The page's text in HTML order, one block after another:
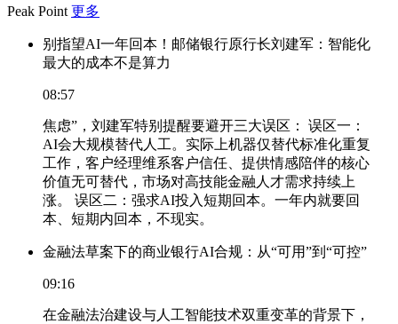
Peak Point 更多
别指望AI一年回本！邮储银行原行长刘建军：智能化
最大的成本不是算力
08:57
焦虑”，刘建军特别提醒要避开三大误区： 误区一：
AI会大规模替代人工。实际上机器仅替代标准化重复
工作，客户经理维系客户信任、提供情感陪伴的核心
价值无可替代，市场对高技能金融人才需求持续上
涨。 误区二：强求AI投入短期回本。一年内就要回
本、短期内回本，不现实。
金融法草案下的商业银行AI合规：从“可用”到“可控”
09:16
在金融法治建设与人工智能技术双重变革的背景下，